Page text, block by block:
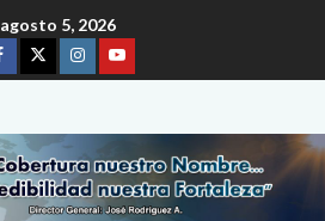
agosto 5, 2026